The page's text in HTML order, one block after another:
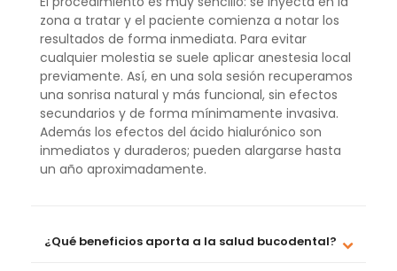
zona a tratar y el paciente comienza a notar los
resultados de forma inmediata. Para evitar
cualquier molestia se suele aplicar anestesia local
previamente. Así, en una sola sesión recuperamos
una sonrisa natural y más funcional, sin efectos
secundarios y de forma mínimamente invasiva.
Además los efectos del ácido hialurónico son
inmediatos y duraderos; pueden alargarse hasta
un año aproximadamente.
¿Qué beneficios aporta a la salud bucodental?